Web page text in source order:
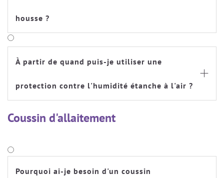
housse ?
À partir de quand puis-je utiliser une
protection contre l'humidité étanche à l'air ?

Coussin d'allaitement
Pourquoi ai-je besoin d'un coussin